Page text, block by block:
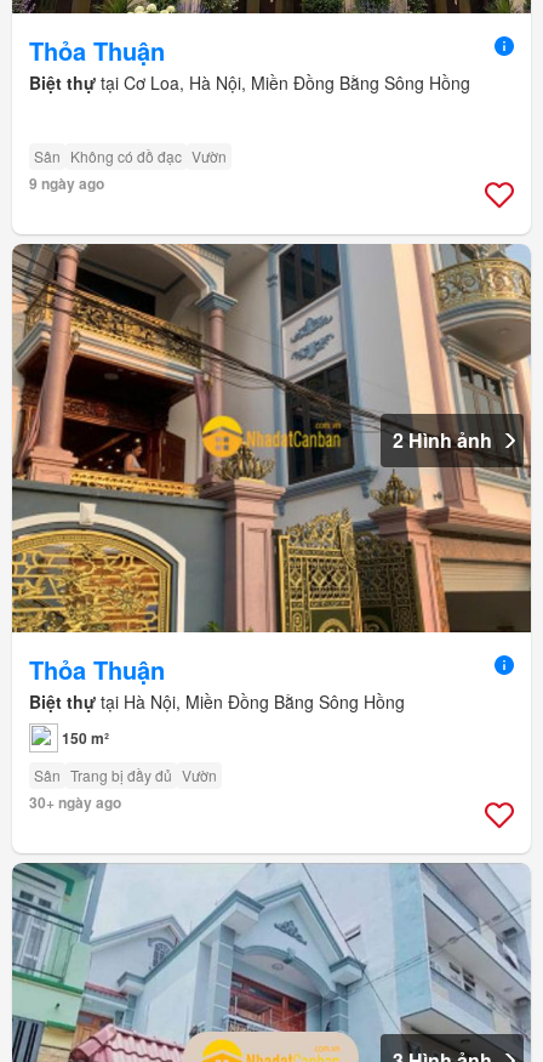
Thỏa Thuận
Biệt thự tại Cơ Loa, Hà Nội, Miền Đồng Bằng Sông Hồng
Sân Không có đồ đạc Vườn
9 ngày ago
2 Hình ảnh
Thỏa Thuận
Biệt thự tại Hà Nội, Miền Đồng Bằng Sông Hồng
150 m²
Sân Trang bị đầy đủ Vườn
30+ ngày ago